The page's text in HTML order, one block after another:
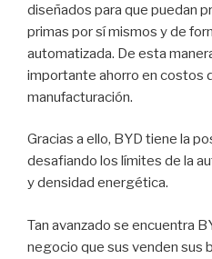
diseñados para que puedan
primas por sí mismos y de
automatizada. De esta
importante ahorro en costos
manufacturación.
Gracias a ello, BYD tiene la
desafiando los límites de la
y densidad energética.
Tan avanzado se encuentra
negocio que sus venden sus